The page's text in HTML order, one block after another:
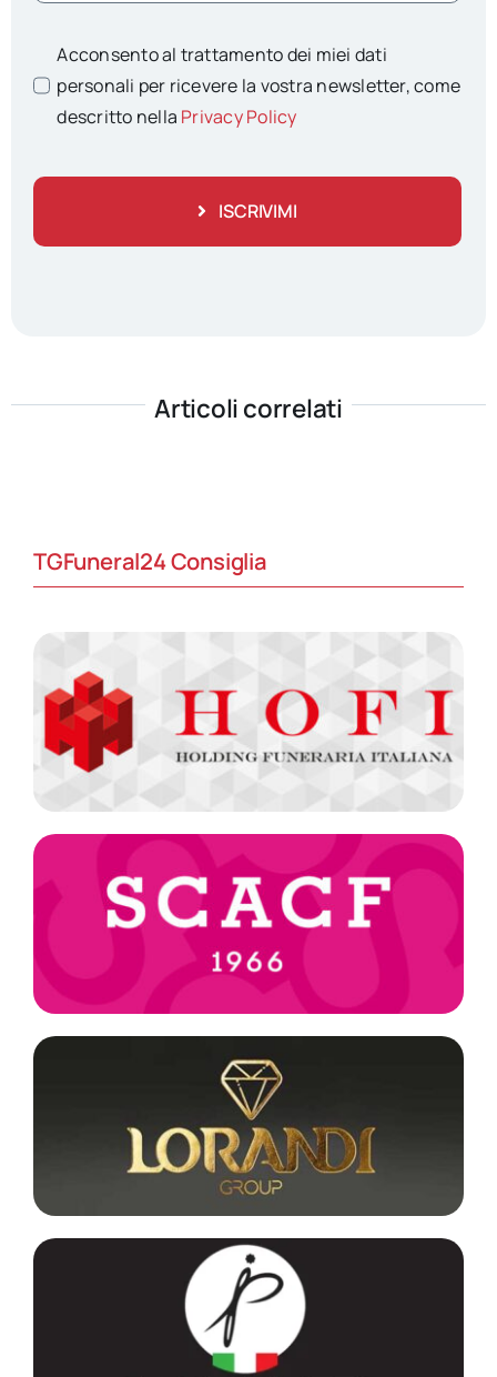
Acconsento al trattamento dei miei dati
personali per ricevere la vostra newsletter, come
descritto nella Privacy Policy
ISCRIVIMI
Articoli correlati
TGFuneral24 Consiglia